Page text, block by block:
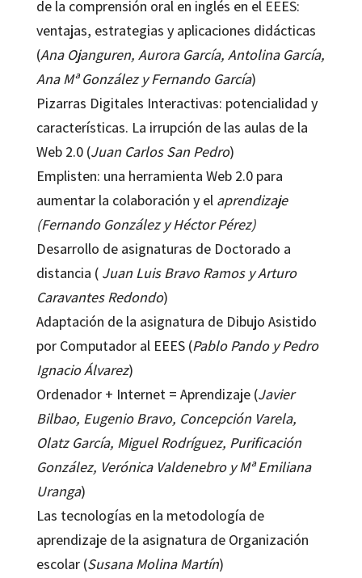
de la comprensión oral en inglés en el EEES:
ventajas, estrategias y aplicaciones didácticas
(Ana Ojanguren, Aurora García, Antolina García,
Ana Mª González y Fernando García)
Pizarras Digitales Interactivas: potencialidad y
características. La irrupción de las aulas de la
Web 2.0 (Juan Carlos San Pedro)
Emplisten: una herramienta Web 2.0 para
aumentar la colaboración y el aprendizaje
(Fernando González y Héctor Pérez)
Desarrollo de asignaturas de Doctorado a
distancia (Juan Luis Bravo Ramos y Arturo
Caravantes Redondo)
Adaptación de la asignatura de Dibujo Asistido
por Computador al EEES (Pablo Pando y Pedro
Ignacio Álvarez)
Ordenador + Internet = Aprendizaje (Javier
Bilbao, Eugenio Bravo, Concepción Varela,
Olatz García, Miguel Rodríguez, Purificación
González, Verónica Valdenebro y Mª Emiliana
Uranga)
Las tecnologías en la metodología de
aprendizaje de la asignatura de Organización
escolar (Susana Molina Martín)